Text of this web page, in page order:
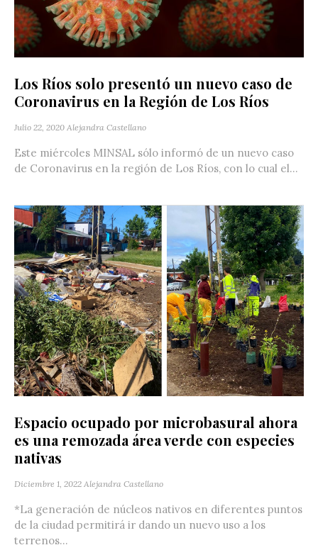
Los Ríos solo presentó un nuevo caso de
Coronavirus en la Región de Los Ríos
Julio 22, 2020 Alejandra Castellano
Este miércoles MINSAL sólo informó de un nuevo caso
de Coronavirus en la región de Los Ríos, con lo cual el...
Espacio ocupado por microbasural ahora
es una remozada área verde con especies
nativas
Diciembre 1, 2022 Alejandra Castellano
*La generación de núcleos nativos en diferentes puntos
de la ciudad permitirá ir dando un nuevo uso a los
terrenos...